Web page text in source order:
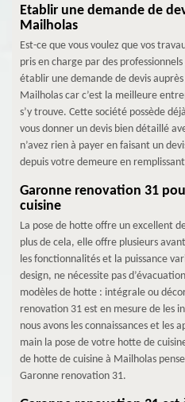
Etablir une demande de
Mailholas
Est-ce que vous voulez que vos
pris en charge par des
établir une demande de devis
Mailholas car c’est la meilleure
s’y trouve. Cette société possède
vous donner un devis bien détaillé
n’avez rien à payer en faisant un
depuis votre demeure en
Garonne renovation 31
cuisine
La pose de hotte offre un excellent
plus de cela, elle offre plusieurs
les fonctionnalités et la puissance
design, ne nécessite pas
modèles de hotte : intégrale ou
renovation 31 est en mesure de les
nous avons les connaissances et les
main la pose de votre hotte de
de hotte de cuisine à Mailholas
Garonne renovation 31.